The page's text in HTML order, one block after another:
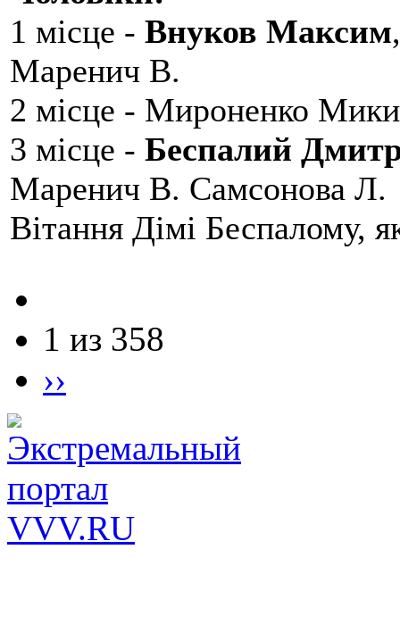
1 місце - Внуков Максим
Маренич В.
2 місце - Мироненко
3 місце - Беспалий
Маренич В. Самсонова Л.
Вітання Дімі Беспалому,
1 из 358
››